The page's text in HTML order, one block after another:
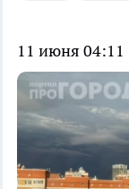
11 июня 04:11